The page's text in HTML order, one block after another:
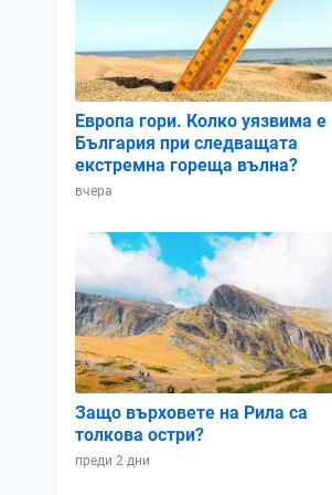
Влажност:
Облачност:
84%
31%
02:00
Европа гори. Колко уязвима е
България при следващата
екстремна гореща вълна?
вчера
Защо върховете на Рила са
толкова остри?
преди 2 дни